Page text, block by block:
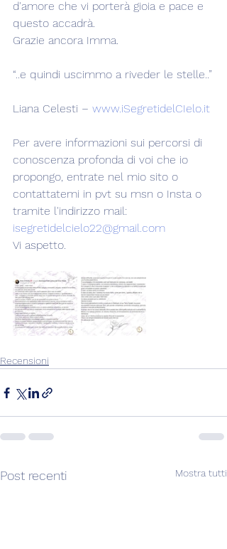
d'amore che vi porterà gioia e pace e
questo accadrà.
Grazie ancora Imma.
“..e quindi uscimmo a riveder le stelle..”
Liana Celesti – www.iSegretidelCIelo.it
Per avere informazioni sui percorsi di
conoscenza profonda di voi che io
propongo, entrate nel mio sito o
contattatemi in pvt su msn o Insta o
tramite l'indirizzo mail:
isegretidelcielo22@gmail.com
Vi aspetto.
Recensioni
Post recenti Mostra tutti